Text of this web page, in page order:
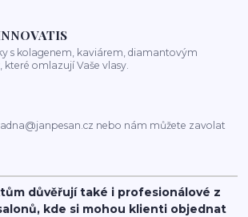
s kolagenem, kaviárem, diamantovým
omlazují Vaše vlasy.
nebo nám můžete zavolat
důvěřují také i profesionálové z
kde si mohou klienti objednat